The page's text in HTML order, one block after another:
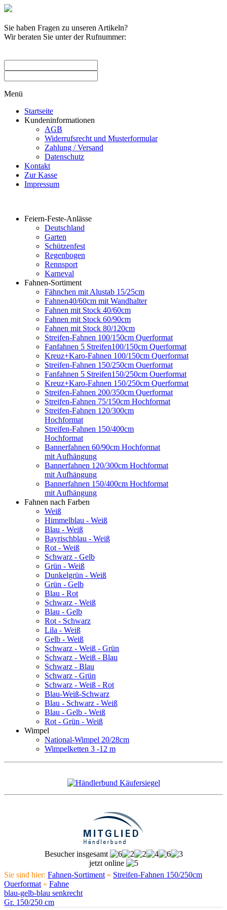
Sie haben Fragen zu unseren Artikeln?
Wir beraten Sie unter der Rufnummer:
Menü
Startseite
Kundeninformationen
AGB
Widerrufsrecht und Musterformular
Zahlung / Versand
Datenschutz
Kontakt
Zur Kasse
Impressum
Feiern-Feste-Anlässe
Deutschland
Garten
Schützenfest
Regenbogen
Rennsport
Karneval
Fahnen-Sortiment
Fähnchen mit Alustab 15/25cm
Fahnen40/60cm mit Wandhalter
Fahnen mit Stock 40/60cm
Fahnen mit Stock 60/90cm
Fahnen mit Stock 80/120cm
Streifen-Fahnen 100/150cm Querformat
Fanfahnen 5 Streifen100/150cm Querformat
Kreuz+Karo-Fahnen 100/150cm Querformat
Streifen-Fahnen 150/250cm Ouerformat
Fanfahnen 5 Streifen150/250cm Ouerformat
Kreuz+Karo-Fahnen 150/250cm Querformat
Streifen-Fahnen 200/350cm Querformat
Streifen-Fahnen 75/150cm Hochformat
Streifen-Fahnen 120/300cm
Hochformat
Streifen-Fahnen 150/400cm
Hochformat
Bannerfahnen 60/90cm Hochformat
mit Aufhängung
Bannerfahnen 120/300cm Hochformat
mit Aufhängung
Bannerfahnen 150/400cm Hochformat
mit Aufhängung
Fahnen nach Farben
Weiß
Himmelblau - Weiß
Blau - Weiß
Bayrischblau - Weiß
Rot - Weiß
Schwarz - Gelb
Grün - Weiß
Dunkelgrün - Weiß
Grün - Gelb
Blau - Rot
Schwarz - Weiß
Blau - Gelb
Rot - Schwarz
Lila - Weiß
Gelb - Weiß
Schwarz - Weiß - Grün
Schwarz - Weiß - Blau
Schwarz - Blau
Schwarz - Grün
Schwarz - Weiß - Rot
Blau-Weiß-Schwarz
Blau - Schwarz - Weiß
Blau - Gelb - Weiß
Rot - Grün - Weiß
Wimpel
National-Wimpel 20/28cm
Wimpelketten 3 -12 m
Besucher insgesamt
jetzt online
Sie sind hier: Fahnen-Sortiment » Streifen-Fahnen 150/250cm
Ouerformat » Fahne
blau-gelb-blau senkrecht
Gr. 150/250 cm